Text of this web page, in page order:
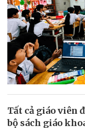
Tất cả giáo viên
bộ sách giáo